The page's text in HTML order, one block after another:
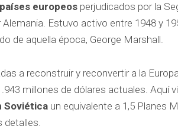
países europeos perjudicados por la
Alemania. Estuvo activo entre 1948 y
de aquella época, George Marshall.
a reconstruir y reconvertir a la
millones de dólares actuales. Aquí
Soviética un equivalente a 1,5 Planes
detalles.